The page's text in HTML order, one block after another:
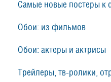
Самые новые постеры к
Обои: из фильмов
Обои: актеры и актрисы
Трейлеры, тв-ролики,